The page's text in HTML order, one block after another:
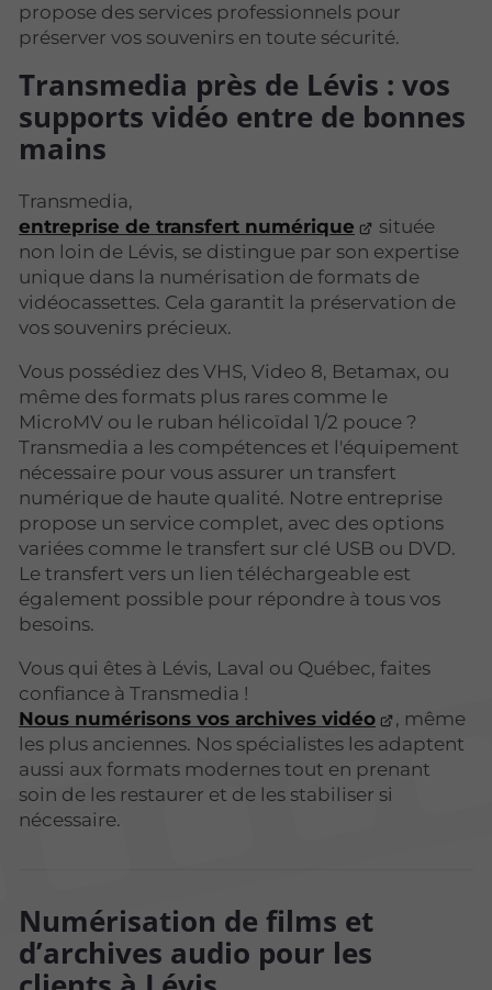
propose des services professionnels pour
préserver vos souvenirs en toute sécurité.
Transmedia près de Lévis : vos
supports vidéo entre de bonnes
mains
Transmedia,
entreprise de transfert numérique
située
non loin de Lévis, se distingue par son expertise
unique dans la numérisation de formats de
vidéocassettes. Cela garantit la préservation de
vos souvenirs précieux.
Vous possédiez des VHS, Video 8, Betamax, ou
même des formats plus rares comme le
MicroMV ou le ruban hélicoïdal 1/2 pouce ?
Transmedia a les compétences et l'équipement
nécessaire pour vous assurer un transfert
numérique de haute qualité. Notre entreprise
propose un service complet, avec des options
variées comme le transfert sur clé USB ou DVD.
Le transfert vers un lien téléchargeable est
également possible pour répondre à tous vos
besoins.
Vous qui êtes à Lévis, Laval ou Québec, faites
confiance à Transmedia !
Nous numérisons vos archives vidéo
, même
les plus anciennes. Nos spécialistes les adaptent
aussi aux formats modernes tout en prenant
soin de les restaurer et de les stabiliser si
nécessaire.
Numérisation de films et
d’archives audio pour les